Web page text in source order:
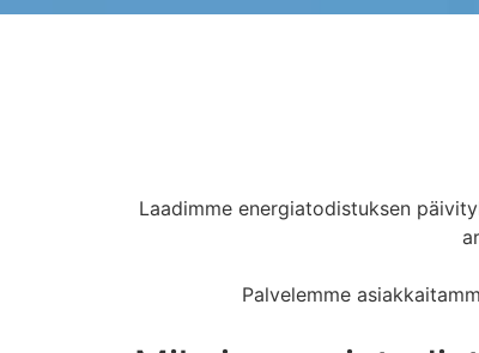
Laadimme energiatodistuksen
Palvelemme